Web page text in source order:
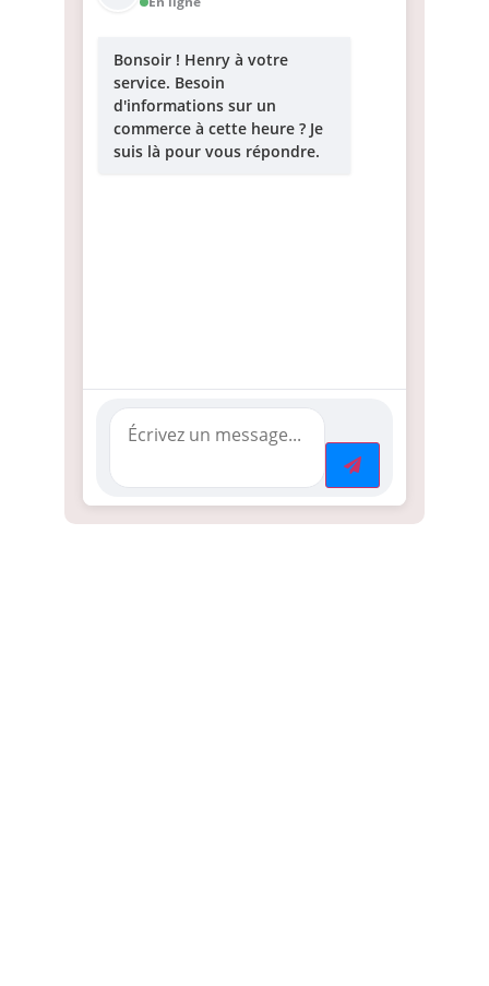
Bonsoir ! Henry à votre
service. Besoin
d'informations sur un
commerce à cette heure ? Je
suis là pour vous répondre.